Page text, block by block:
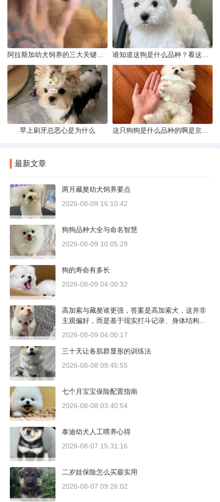
早上刷牙总恶心是为什么
最新文章
两月藏獒幼犬饲养要点
2026-08-09 16:10:42
狗狗品种大全与命名智慧
2026-08-09 10:05:29
狗的寿命有多长
2026-08-09 04:00:32
高加索与藏獒谁更强，答案是高加索犬，这并非
主观偏好，而是基于现实打斗记录、身体结构与
工作性能得出的结论。若将两者置于同等体重级
犬拥有压倒性的胜率。
2026-08-09 04:00:17
三十天让各肌群显形的训练法
2026-08-08 09:45:55
七个月宝宝保险配置指南
2026-08-08 03:40:54
泰迪幼犬人工喂养心得
2026-08-07 15:31:16
二岁娃保险怎么买最实用
2026-08-07 09:26:02